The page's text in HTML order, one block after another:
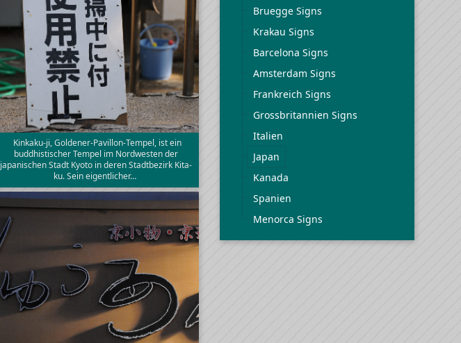
Kinkaku-ji, Goldener-Pavillon-Tempel, ist ein
buddhistischer Tempel im Nordwesten der
japanischen Stadt Kyoto in deren Stadtbezirk Kita-
ku. Sein eigentlicher…
Bruegge Signs
Krakau Signs
Barcelona Signs
Amsterdam Signs
Frankreich Signs
Grossbritannien Signs
Italien
Japan
Kanada
Spanien
Menorca Signs